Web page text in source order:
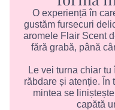
O experiență în
gustăm fursecuri
aromele Flair Scent
fără grabă, până
Le vei turna chiar tu
răbdare și atenție. În
mintea se
capătă